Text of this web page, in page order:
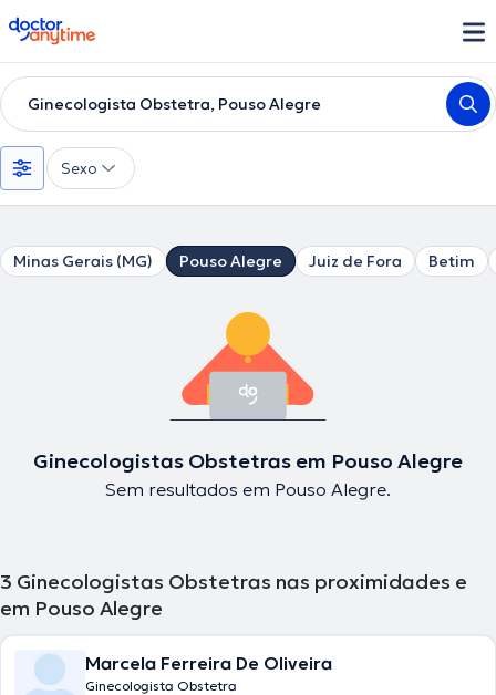
doctoranytime
Ginecologista Obstetra, Pouso Alegre
Sexo
Minas Gerais (MG) Pouso Alegre Juiz de Fora Betim
Ginecologistas Obstetras em Pouso Alegre
Sem resultados em Pouso Alegre.
3 Ginecologistas Obstetras nas proximidades e
em Pouso Alegre
Marcela Ferreira De Oliveira
Ginecologista Obstetra